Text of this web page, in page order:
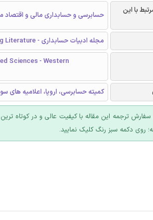
با این
حسابرسی و حسابداری مالی و اقتصاد
مجله ادبیات حسابداری - Journal of Accounting Literature
Sciences - Western
کمیته حسابرسی، اروپا، اعلامیه های
سفارش ترجمه این مقاله با کیفیت عالی و در کوتاه
روی دکمه سبز رنگ کلیک نمایید.